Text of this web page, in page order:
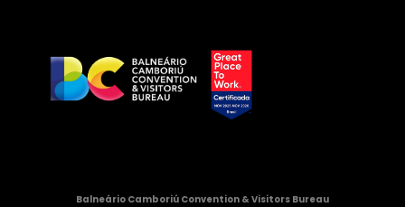
Balneário Camboriú Convention & Visitors Bureau